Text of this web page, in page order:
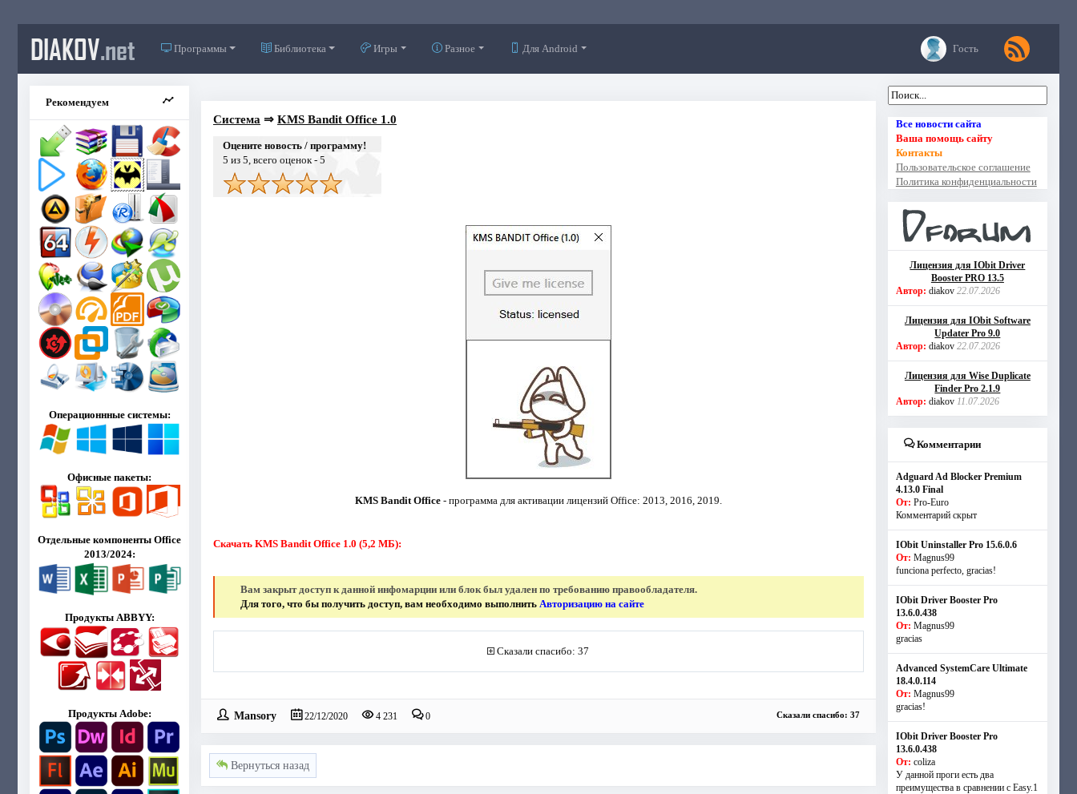
DIAKOV.net Программы Библиотека Игры Разное Для Android Гость
Рекомендуем
Операционнные системы:
Офисные пакеты:
Отдельные компоненты Office
2013/2024:
Продукты ABBYY:
Продукты Adobe:
Система ⇒ KMS Bandit Office 1.0
Оцените новость / программу!
5 из 5, всего оценок - 5
KMS Bandit Office- программа для активации лицензий Office: 2013, 2016, 2019.
Скачать KMS Bandit Office 1.0 (5,2 МБ):
Вам закрыт доступ к данной инфомарции или блок был удален по требованию правообладателя.
Для того, что бы получить доступ, вам необходимо выполнить Авторизацию на сайте
Сказали спасибо: 37
Mansory 22/12/2020 4 231 0 Сказали спасибо: 37
Вернуться назад
Все новости сайта
Ваша помощь сайту
Контакты
Пользовательское соглашение
Политика конфиденциальности
Лицензия для IObit Driver
Booster PRO 13.5
Автор: diakov 22.07.2026
Лицензия для IObit Software
Updater Pro 9.0
Автор: diakov 22.07.2026
Лицензия для Wise Duplicate
Finder Pro 2.1.9
Автор: diakov 11.07.2026
Комментарии
Adguard Ad Blocker Premium
4.13.0 Final
От: Pro-Euro
Комментарий скрыт
IObit Uninstaller Pro 15.6.0.6
От: Magnus99
funciona perfecto, gracias!
IObit Driver Booster Pro
13.6.0.438
От: Magnus99
gracias
Advanced SystemCare Ultimate
18.4.0.114
От: Magnus99
gracias!
IObit Driver Booster Pro
13.6.0.438
От: coliza
У данной проги есть два
преимущества в сравнении с Easy.1